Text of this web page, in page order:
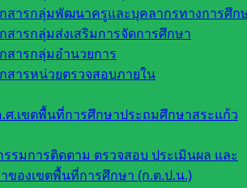
สารกลุ่มพัฒนาครูและบุคลากรทางการศึก
สารกลุ่มส่งเสริมการจัดการศึกษา
สารกลุ่มอำนวยการ
สารหน่วยตรวจสอบภายใน
.ศ.เขตพื้นที่การศึกษาประถมศึกษาสระแก้ว
รมการติดตาม ตรวจสอบ ประเมินผล และ
ของเขตพื้นที่การศึกษา (ก.ต.ป.น.)